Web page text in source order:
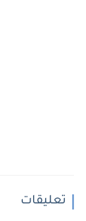
تعليقات